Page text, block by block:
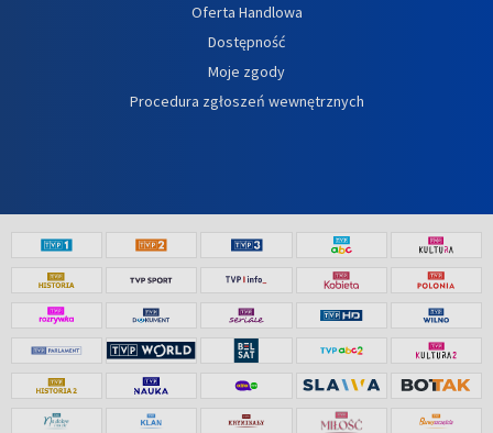
Oferta Handlowa
Dostępność
Moje zgody
Procedura zgłoszeń wewnętrznych